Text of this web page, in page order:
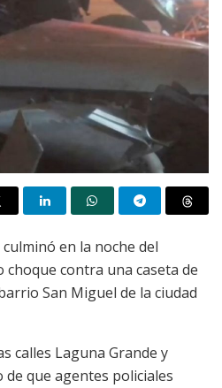
en la noche del
contra una caseta de
San Miguel de la ciudad
calles Laguna Grande y
que agentes policiales